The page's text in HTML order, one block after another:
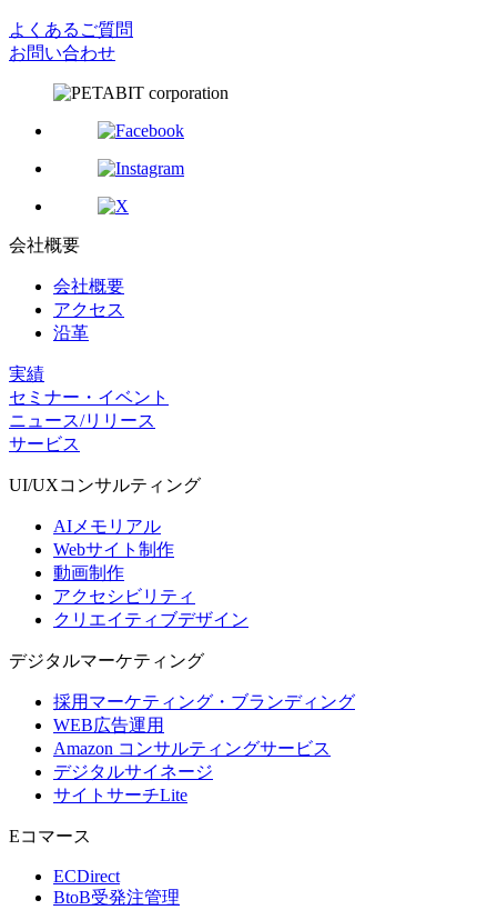
よくあるご質問
お問い合わせ
会社概要
会社概要
アクセス
沿革
実績
セミナー・イベント
ニュース/リリース
サービス
UI/UXコンサルティング
AIメモリアル
Webサイト制作
動画制作
アクセシビリティ
クリエイティブデザイン
デジタルマーケティング
採用マーケティング・ブランディング
WEB広告運用
Amazon コンサルティングサービス
デジタルサイネージ
サイトサーチLite
Eコマース
ECDirect
BtoB受発注管理